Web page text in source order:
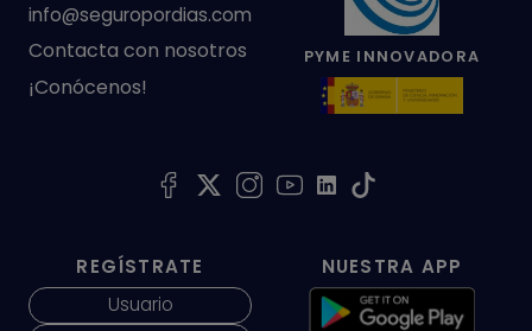
info@seguropordias.com
Contacta con nosotros
¡Conócenos!
PYME INNOVADORA
REGÍSTRATE
Usuario
NUESTRA APP